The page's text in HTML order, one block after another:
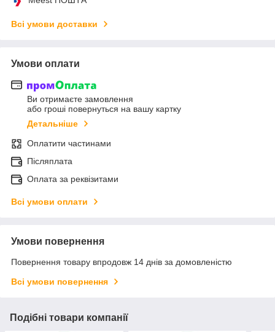
Всі умови доставки
Умови оплати
Ви отримаєте замовлення
або гроші повернуться на вашу картку
Детальніше
Оплатити частинами
Післяплата
Оплата за реквізитами
Всі умови оплати
Умови повернення
Повернення товару впродовж 14 днів за домовленістю
Всі умови повернення
Подібні товари компанії